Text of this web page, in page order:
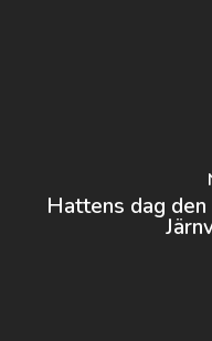
Hattens dag